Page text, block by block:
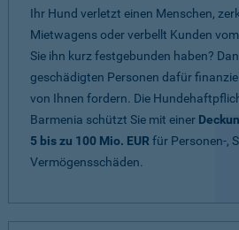
Ihr Hund verletzt einen Menschen,
Mietwagens oder verbellt Kunden
Sie ihn kurz festgebunden haben?
geschädigten Personen dafür
von Ihnen fordern. Die
Barmenia schützt Sie mit einer
5 bis zu 100 Mio. EURfür Personen-,
Vermögensschäden.